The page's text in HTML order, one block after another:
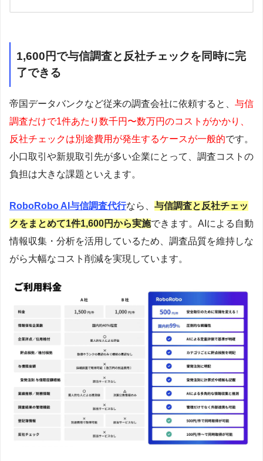
1,600円で与信調査と反社チェックを同時に完
了できる
帝国データバンクなど従来の調査会社に依頼すると、 与信
調査だけで1件あたり数千円〜数万円のコストがかかり、
反社チェックは別途費用が発生するケースが一般的です。
小口取引や新規取引先が多い企業にとって、調査コストの
負担は大きな課題といえます。
RoboRobo AI与信調査代行なら、 与信調査と反社チェッ
クをまとめて1件1,600円から実施できます。AIによる自動
情報収集・分析を活用しているため、調査品質を維持しな
がら大幅なコスト削減を実現しています。